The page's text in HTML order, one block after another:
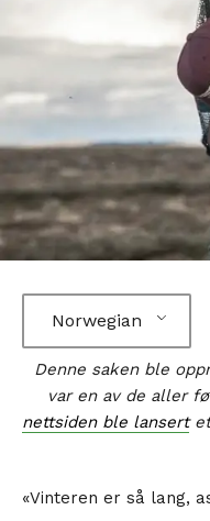
Norwegian
Denne saken ble
var en av de aller
nettsiden ble lansert
«Vinteren er så lang,